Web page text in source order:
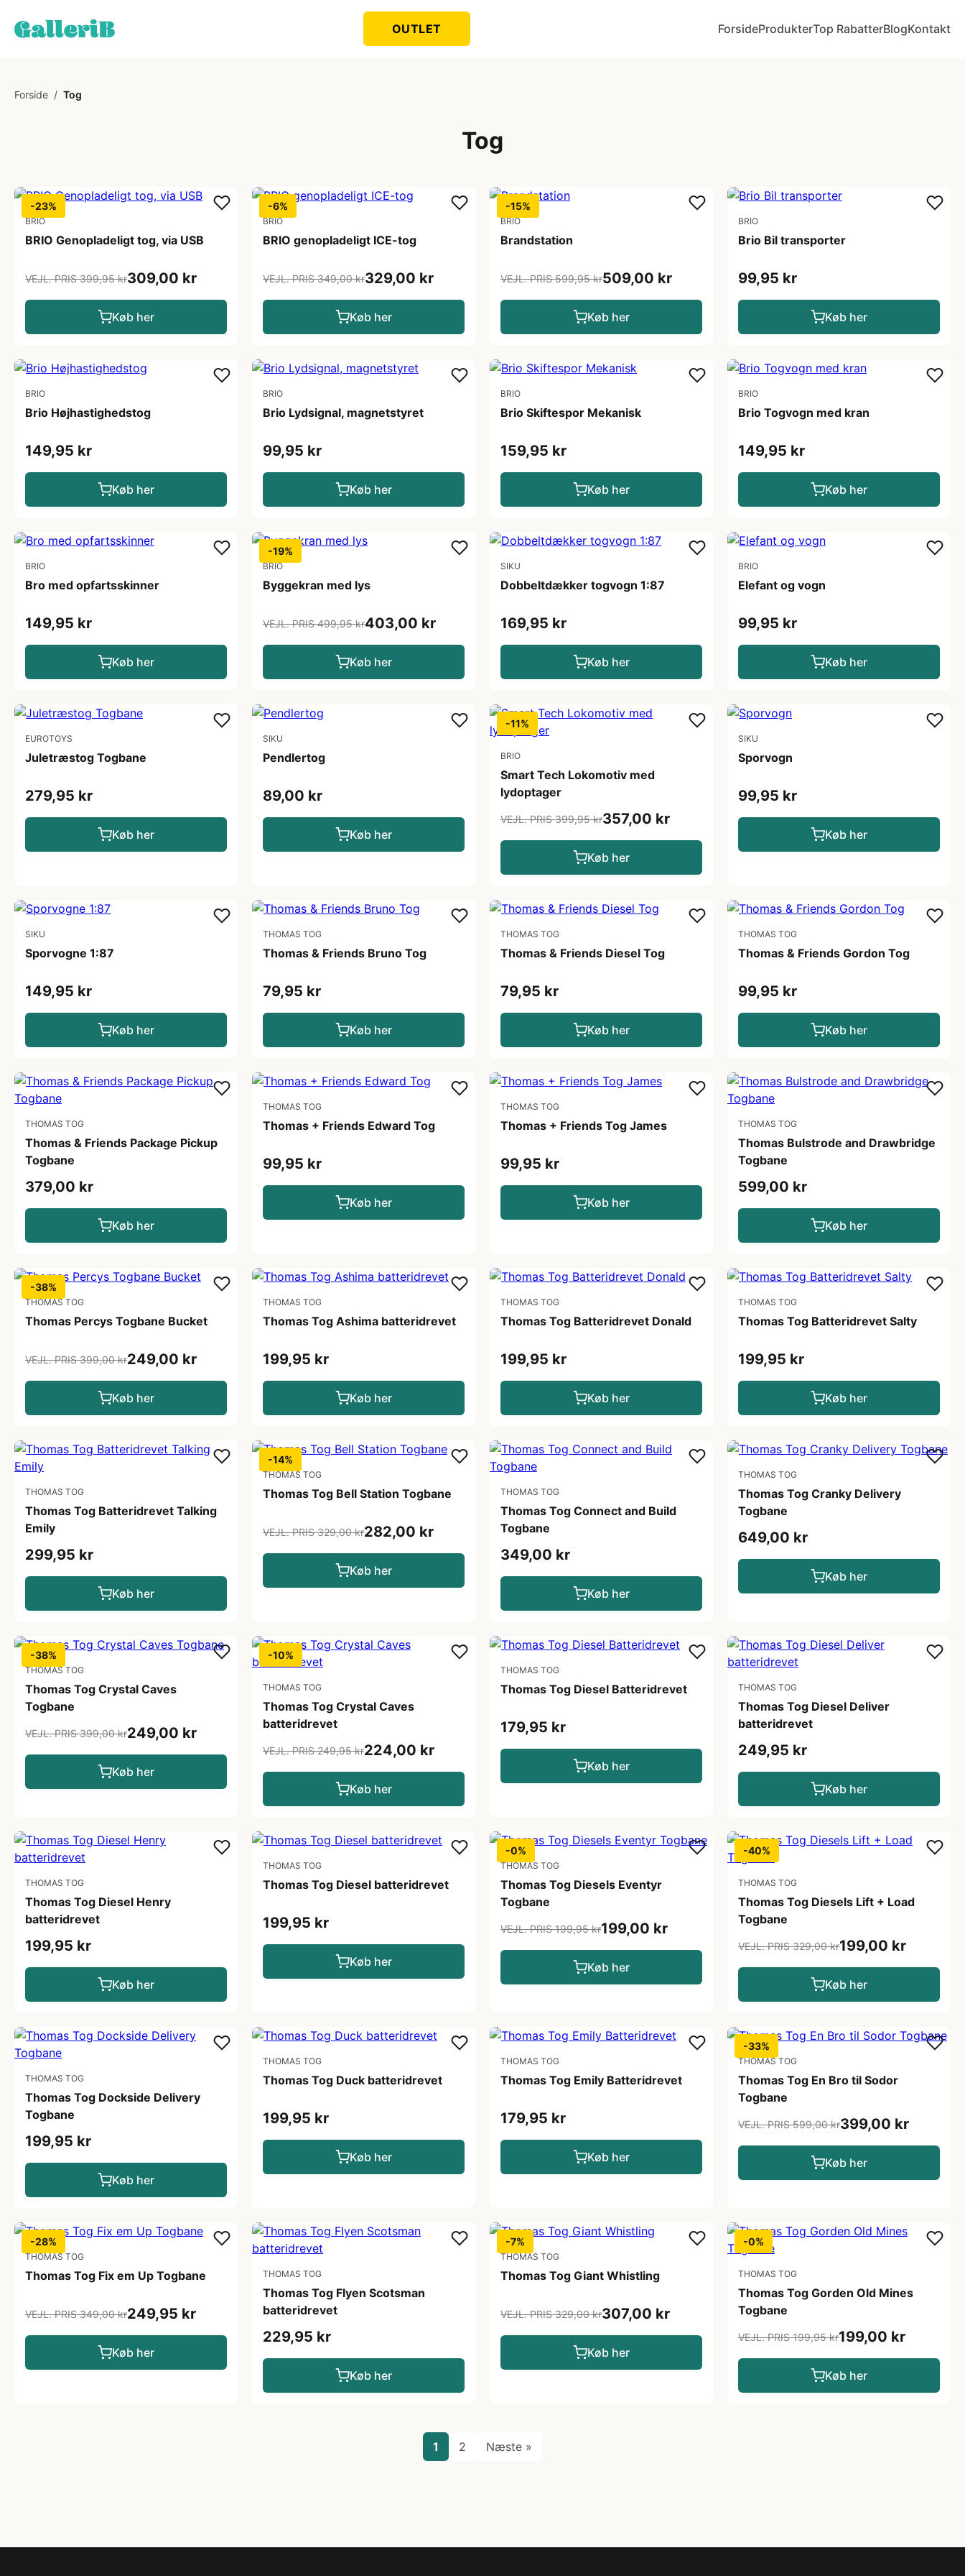
OUTLET ForsideProdukterTop RabatterBlogKontakt
Forside / Tog
Tog
-23%
BRIO
BRIO Genopladeligt tog, via USB
VEJL. PRIS 399,95 kr309,00 kr
Køb her
-6%
BRIO
BRIO genopladeligt ICE-tog
VEJL. PRIS 349,00 kr329,00 kr
Køb her
-15%
BRIO
Brandstation
VEJL. PRIS 599,95 kr509,00 kr
Køb her
BRIO
Brio Bil transporter
99,95 kr
Køb her
BRIO
Brio Højhastighedstog
149,95 kr
Køb her
BRIO
Brio Lydsignal, magnetstyret
99,95 kr
Køb her
BRIO
Brio Skiftespor Mekanisk
159,95 kr
Køb her
BRIO
Brio Togvogn med kran
149,95 kr
Køb her
BRIO
Bro med opfartsskinner
149,95 kr
Køb her
-19%
BRIO
Byggekran med lys
VEJL. PRIS 499,95 kr403,00 kr
Køb her
SIKU
Dobbeltdækker togvogn 1:87
169,95 kr
Køb her
BRIO
Elefant og vogn
99,95 kr
Køb her
EUROTOYS
Juletræstog Togbane
279,95 kr
Køb her
SIKU
Pendlertog
89,00 kr
Køb her
-11%
BRIO
Smart Tech Lokomotiv med
lydoptager
VEJL. PRIS 399,95 kr357,00 kr
Køb her
SIKU
Sporvogn
99,95 kr
Køb her
SIKU
Sporvogne 1:87
149,95 kr
Køb her
THOMAS TOG
Thomas & Friends Bruno Tog
79,95 kr
Køb her
THOMAS TOG
Thomas & Friends Diesel Tog
79,95 kr
Køb her
THOMAS TOG
Thomas & Friends Gordon Tog
99,95 kr
Køb her
THOMAS TOG
Thomas & Friends Package Pickup
Togbane
379,00 kr
Køb her
THOMAS TOG
Thomas + Friends Edward Tog
99,95 kr
Køb her
THOMAS TOG
Thomas + Friends Tog James
99,95 kr
Køb her
THOMAS TOG
Thomas Bulstrode and Drawbridge
Togbane
599,00 kr
Køb her
-38%
THOMAS TOG
Thomas Percys Togbane Bucket
VEJL. PRIS 399,00 kr249,00 kr
Køb her
THOMAS TOG
Thomas Tog Ashima batteridrevet
199,95 kr
Køb her
THOMAS TOG
Thomas Tog Batteridrevet Donald
199,95 kr
Køb her
THOMAS TOG
Thomas Tog Batteridrevet Salty
199,95 kr
Køb her
THOMAS TOG
Thomas Tog Batteridrevet Talking
Emily
299,95 kr
Køb her
-14%
THOMAS TOG
Thomas Tog Bell Station Togbane
VEJL. PRIS 329,00 kr282,00 kr
Køb her
THOMAS TOG
Thomas Tog Connect and Build
Togbane
349,00 kr
Køb her
THOMAS TOG
Thomas Tog Cranky Delivery
Togbane
649,00 kr
Køb her
-38%
THOMAS TOG
Thomas Tog Crystal Caves
Togbane
VEJL. PRIS 399,00 kr249,00 kr
Køb her
-10%
THOMAS TOG
Thomas Tog Crystal Caves
batteridrevet
VEJL. PRIS 249,95 kr224,00 kr
Køb her
THOMAS TOG
Thomas Tog Diesel Batteridrevet
179,95 kr
Køb her
THOMAS TOG
Thomas Tog Diesel Deliver
batteridrevet
249,95 kr
Køb her
THOMAS TOG
Thomas Tog Diesel Henry
batteridrevet
199,95 kr
Køb her
THOMAS TOG
Thomas Tog Diesel batteridrevet
199,95 kr
Køb her
-0%
THOMAS TOG
Thomas Tog Diesels Eventyr
Togbane
VEJL. PRIS 199,95 kr199,00 kr
Køb her
-40%
THOMAS TOG
Thomas Tog Diesels Lift + Load
Togbane
VEJL. PRIS 329,00 kr199,00 kr
Køb her
THOMAS TOG
Thomas Tog Dockside Delivery
Togbane
199,95 kr
Køb her
THOMAS TOG
Thomas Tog Duck batteridrevet
199,95 kr
Køb her
THOMAS TOG
Thomas Tog Emily Batteridrevet
179,95 kr
Køb her
-33%
THOMAS TOG
Thomas Tog En Bro til Sodor
Togbane
VEJL. PRIS 599,00 kr399,00 kr
Køb her
-28%
THOMAS TOG
Thomas Tog Fix em Up Togbane
VEJL. PRIS 349,00 kr249,95 kr
Køb her
THOMAS TOG
Thomas Tog Flyen Scotsman
batteridrevet
229,95 kr
Køb her
-7%
THOMAS TOG
Thomas Tog Giant Whistling
VEJL. PRIS 329,00 kr307,00 kr
Køb her
-0%
THOMAS TOG
Thomas Tog Gorden Old Mines
Togbane
VEJL. PRIS 199,95 kr199,00 kr
Køb her
1 2 Næste »